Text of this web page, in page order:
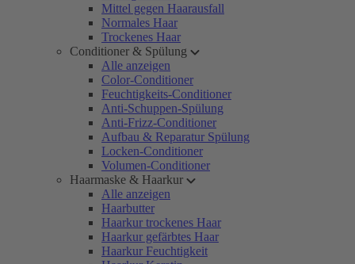
Mittel gegen Haarausfall
Normales Haar
Trockenes Haar
Conditioner & Spülung
Alle anzeigen
Color-Conditioner
Feuchtigkeits-Conditioner
Anti-Schuppen-Spülung
Anti-Frizz-Conditioner
Aufbau & Reparatur Spülung
Locken-Conditioner
Volumen-Conditioner
Haarmaske & Haarkur
Alle anzeigen
Haarbutter
Haarkur trockenes Haar
Haarkur gefärbtes Haar
Haarkur Feuchtigkeit